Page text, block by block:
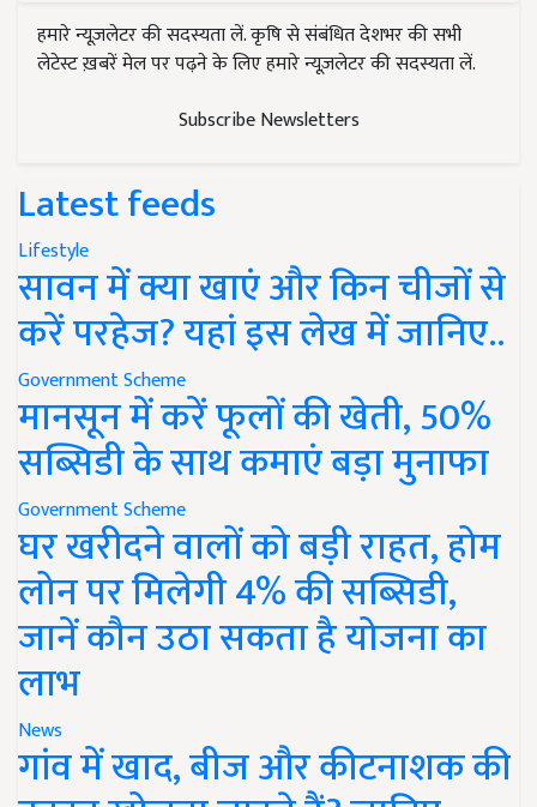
हमारे न्यूज़लेटर की सदस्यता लें. कृषि से संबंधित देशभर की सभी
लेटेस्ट ख़बरें मेल पर पढ़ने के लिए हमारे न्यूज़लेटर की सदस्यता लें.
Subscribe Newsletters
Latest feeds
Lifestyle
सावन में क्या खाएं और किन चीजों से
करें परहेज? यहां इस लेख में जानिए..
Government Scheme
मानसून में करें फूलों की खेती, 50%
सब्सिडी के साथ कमाएं बड़ा मुनाफा
Government Scheme
घर खरीदने वालों को बड़ी राहत, होम
लोन पर मिलेगी 4% की सब्सिडी,
जानें कौन उठा सकता है योजना का
लाभ
News
गांव में खाद, बीज और कीटनाशक की